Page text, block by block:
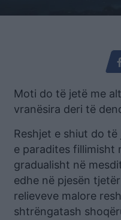
Moti do të jetë me
vranësira deri të
Reshjet e shiut do
e paradites fillimisht
gradualisht në
edhe në pjesën
relieveve malore
shtrëngatash